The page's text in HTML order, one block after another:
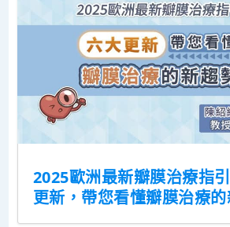
2025歐洲最新瓣膜治療指
更新，帶您看懂瓣膜治療